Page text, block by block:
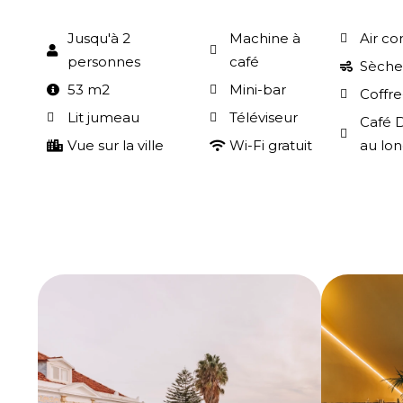
Jusqu'à 2
personnes
53 m2
Lit jumeau
Vue sur la ville
Machine à
café
Mini-bar
Téléviseur
Wi-Fi gratuit
Air
Café
au